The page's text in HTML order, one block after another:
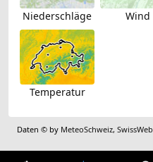
Niederschläge Wind
Temperatur
Daten © by MeteoSchweiz,